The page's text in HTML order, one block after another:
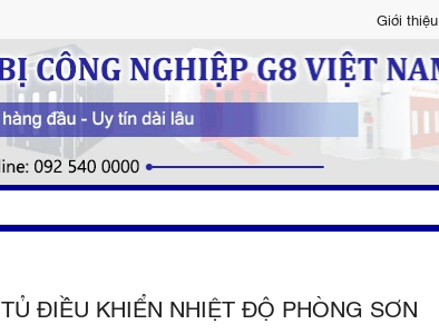
Giới thiệu
TỦ ĐIỀU KHIỂN NHIỆT ĐỘ PHÒNG SƠN